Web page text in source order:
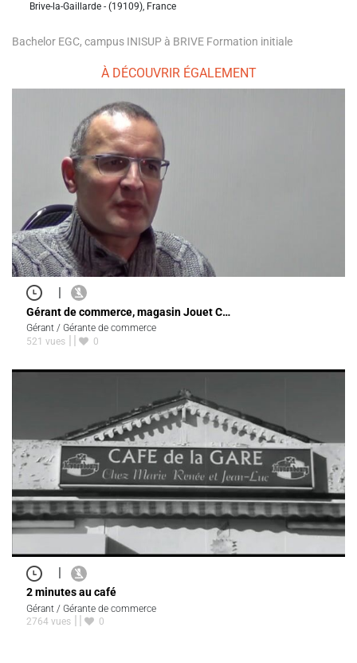
Brive-la-Gaillarde - (19109), France
Bachelor EGC, campus INISUP à BRIVE Formation initiale
À DÉCOUVRIR ÉGALEMENT
|
Gérant de commerce, magasin Jouet C…
Gérant / Gérante de commerce
521 vues
0
|
2 minutes au café
Gérant / Gérante de commerce
2764 vues
0